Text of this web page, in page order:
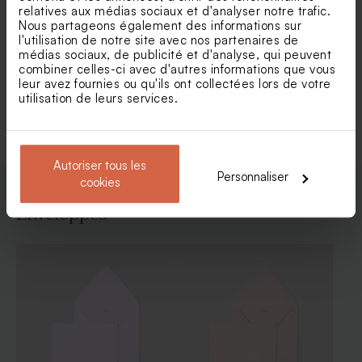
relatives aux médias sociaux et d'analyser notre trafic.
Nous partageons également des informations sur
l'utilisation de notre site avec nos partenaires de
médias sociaux, de publicité et d'analyse, qui peuvent
combiner celles-ci avec d'autres informations que vous
leur avez fournies ou qu'ils ont collectées lors de votre
utilisation de leurs services.
Autoriser tous les
cookies
Personnaliser
Faire part baptême envolée
de brindilles dorées
Faire part baptême animaux
de la forêt et dorure
Voir toute la collection Faire-part baptême
Enveloppes